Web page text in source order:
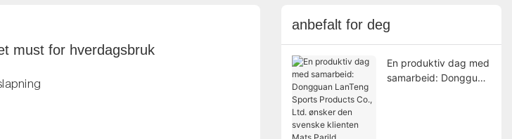
must for hverdagsbruk
anbefalt for deg
En produktiv dag med
samarbeid: Dongguan